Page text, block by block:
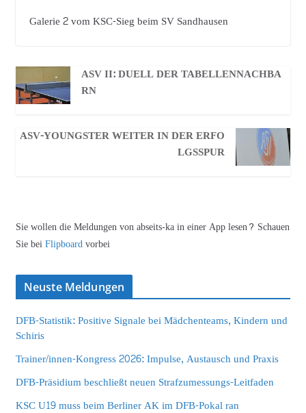
Galerie 2 vom KSC-Sieg beim SV Sandhausen
ASV II: DUELL DER TABELLENNACHBA
RN
ASV-YOUNGSTER WEITER IN DER ERFO
LGSSPUR
Sie wollen die Meldungen von abseits-ka in einer App lesen? Schauen
Sie beiFlipboardvorbei
Neuste Meldungen
DFB-Statistik: Positive Signale bei Mädchenteams, Kindern und
Schiris
Trainer/innen-Kongress 2026: Impulse, Austausch und Praxis
DFB-Präsidium beschließt neuen Strafzumessungs-Leitfaden
KSC U19 muss beim Berliner AK im DFB-Pokal ran